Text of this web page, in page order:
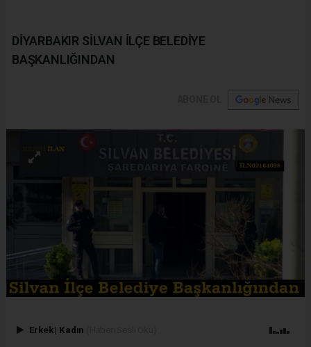
DİYARBAKIR SİLVAN İLÇE BELEDİYE
BAŞKANLIĞINDAN
Erkek | Kadın